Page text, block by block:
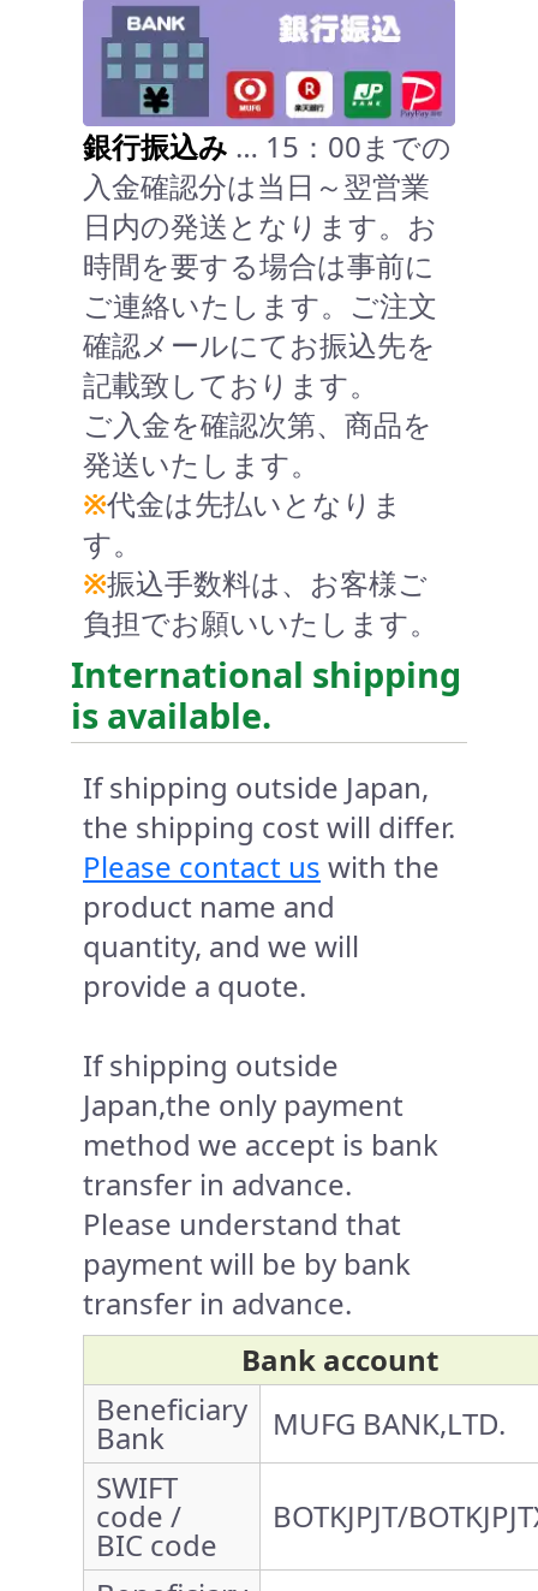
銀行振込み … 15：00までの
入金確認分は当日～翌営業
日内の発送となります。お
時間を要する場合は事前に
ご連絡いたします。ご注文
確認メールにてお振込先を
記載致しております。
ご入金を確認次第、商品を
発送いたします。
※代金は先払いとなりま
す。
※振込手数料は、お客様ご
負担でお願いいたします。
International shipping
is available.
If shipping outside Japan,
the shipping cost will differ.
Please contact us with the
product name and
quantity, and we will
provide a quote.
If shipping outside
Japan,the only payment
method we accept is bank
transfer in advance.
Please understand that
payment will be by bank
transfer in advance.
Bank account
Beneficiary
Bank
MUFG BANK,LTD.
SWIFT
code /
BIC code
BOTKJPJT/